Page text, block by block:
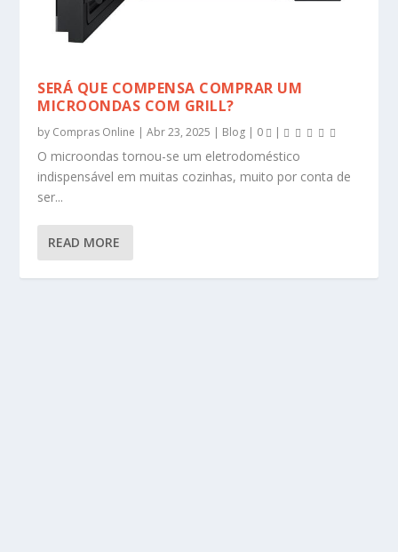
SERÁ QUE COMPENSA COMPRAR UM
MICROONDAS COM GRILL?
by Compras Online |Abr 23, 2025 | Blog | 0 |
O microondas tornou-se um eletrodoméstico
indispensável em muitas cozinhas, muito por conta de
ser...
READ MORE